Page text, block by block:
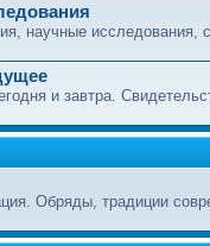
научные исследования,
и завтра.
Обряды, традиции